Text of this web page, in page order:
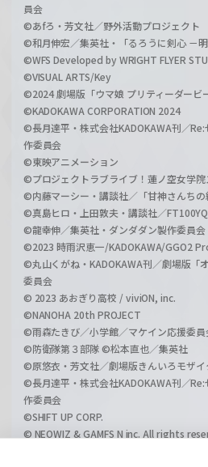
員会
©あfろ・芳文社／野外活動プロジェクト
©和月伸宏／集英社・「るろうに剣心 －
©WFS Developed by WRIGHT FLYER
©VISUAL ARTS/Key
©2024 劇場版「ウマ娘 プリティーダービ
©KADOKAWA CORPORATION 2024
©長月達平・株式会社KADOKAWA刊／
作委員会
©東映アニメーション
©プロジェクトラブライブ！蓮ノ空女学
©内藤マーシー・講談社／「甘神さんち
©真島ヒロ・上田敦夫・講談社／
©龍幸伸／集英社・ダンダダン製作委員会
©2023 時雨沢恵一/KADOKAWA/GGO2
©丸山くがね・KADOKAWA刊／劇場版「
委員会
© 2023 あおぎり高校 / viviON, inc.
©NANOHA 20th PROJECT
©雨森たきび／小学館／マケイン応援委員
©防衛隊第３部隊 ©松本直也／集英社
©原悠衣・芳文社／劇場版きんいろモザ
©長月達平・株式会社KADOKAWA刊／
作委員会
©SHIFT UP CORP.
© NEOWIZ & GAMFS N inc. All rights